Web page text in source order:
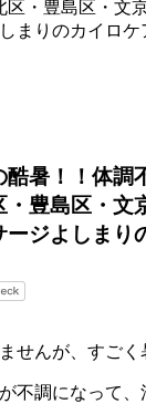
・豊島区・文
まりのカイロケ
暑！！体調
豊島区・文
ジよしまり
せんが、すごく
不調になって、